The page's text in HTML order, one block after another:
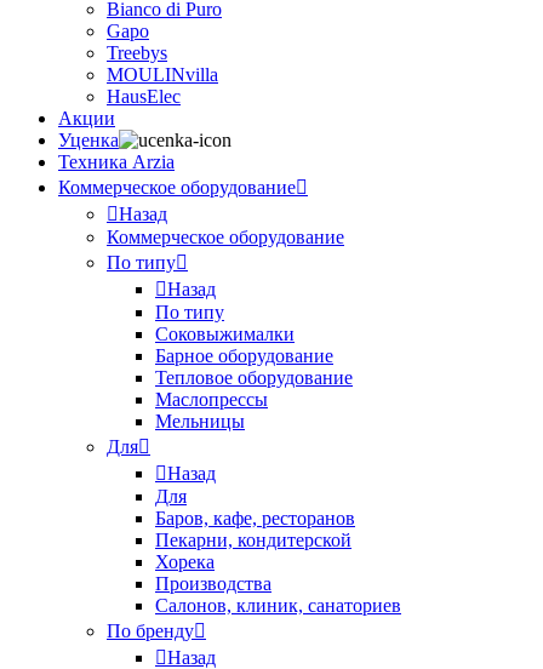
Bianco di Puro
Gapo
Treebys
MOULINvilla
HausElec
Акции
Уценка
Техника Arzia
Коммерческое оборудование
Назад
Коммерческое оборудование
По типу
Назад
По типу
Соковыжималки
Барное оборудование
Тепловое оборудование
Маслопрессы
Мельницы
Для
Назад
Для
Баров, кафе, ресторанов
Пекарни, кондитерской
Хорека
Производства
Салонов, клиник, санаториев
По бренду
Назад